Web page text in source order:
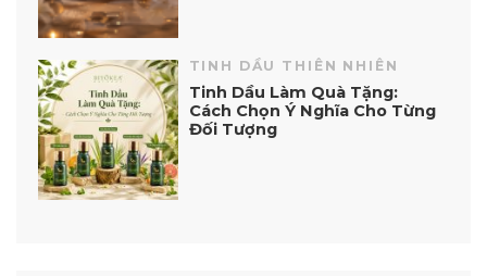
TINH DẦU THIÊN NHIÊN
Tinh Dầu Làm Quà Tặng:
Cách Chọn Ý Nghĩa Cho Từng
Đối Tượng